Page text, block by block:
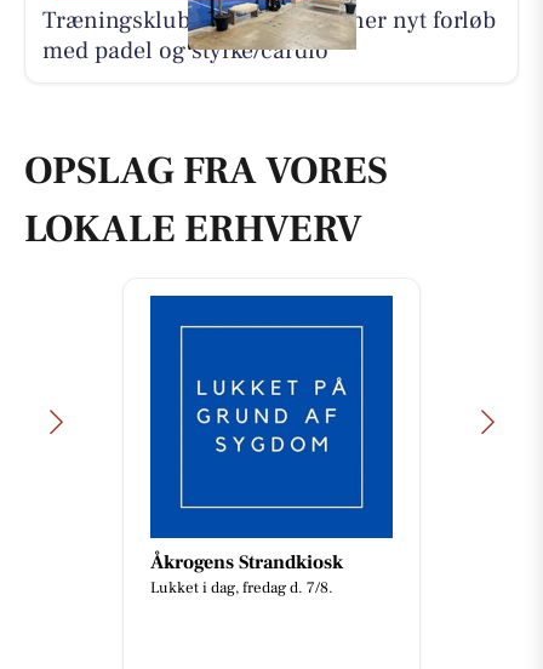
Træningsklubben By Lind åbner nyt forløb
med padel og styrke/cardio
OPSLAG FRA VORES
LOKALE ERHVERV
Åkrogens Strandkiosk
Lukket i dag, fredag d. 7/8.